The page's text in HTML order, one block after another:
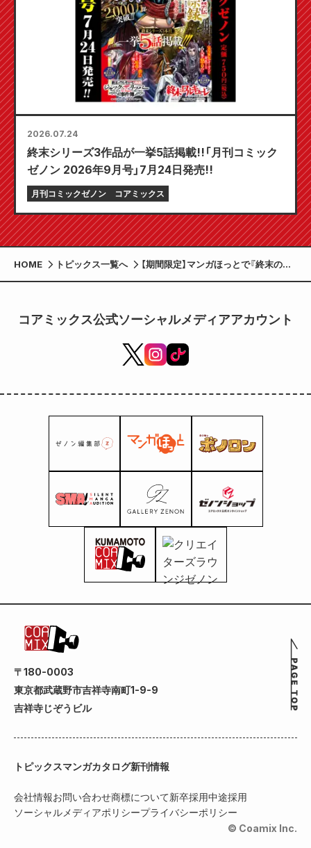
2026.07.24
終末シリーズ3作品が一挙5話掲載!!「月刊コミック
ゼノン 2026年9月号」7月24日発売!!
月刊コミックゼノン コアミックス
HOME トピックス一覧へ
【期間限定】マンガほっとで『終末のワ
ルキューレ』15巻分無料 スピンオフ
関連作品の無料範囲を拡大
コアミックス公式ソーシャルメディアアカウント
〒180-0003
東京都武蔵野市吉祥寺南町1-9-9
吉祥寺じぞうビル
トピックスマンガカタログ新刊情報
会社情報お問い合わせ商標について新卒採用中途採用
ソーシャルメディアポリシープライバシーポリシー
© Coamix Inc.